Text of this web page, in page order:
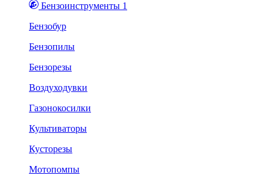
Бензоинструменты 1
Бензобур
Бензопилы
Бензорезы
Воздуходувки
Газонокосилки
Культиваторы
Кусторезы
Мотопомпы